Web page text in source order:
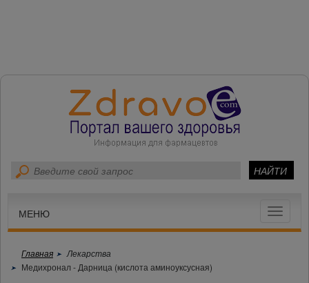
Toggle
МЕНЮ
Главная
Лекарства
Медихронал - Дарница (кислота аминоуксусная)